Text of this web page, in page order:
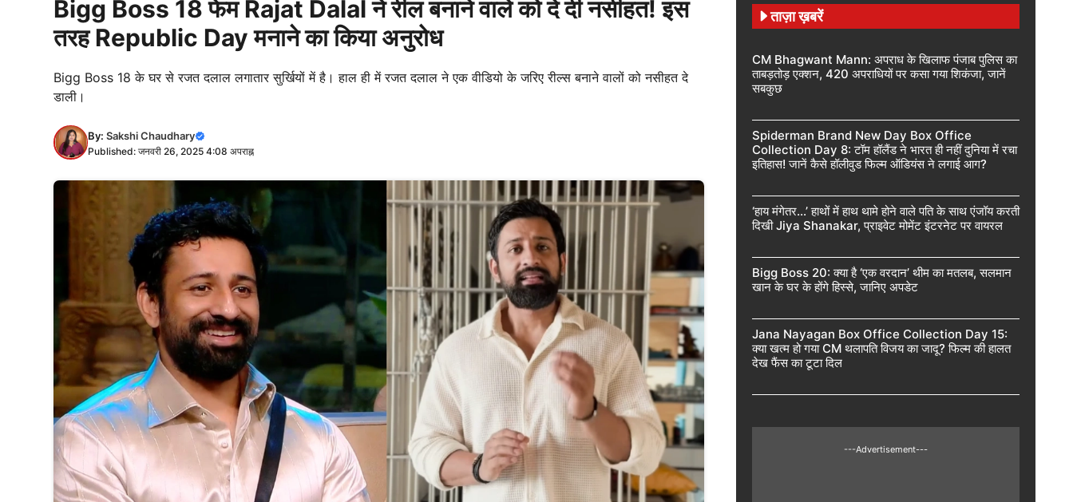
Bigg Boss 18 फेम Rajat Dalal ने रील बनाने वाले को दे दी नसीहत! इस
तरह Republic Day मनाने का किया अनुरोध
Bigg Boss 18 के घर से रजत दलाल लगातार सुर्खियों में है। हाल ही में रजत दलाल ने एक वीडियो के जरिए रील्स बनाने वालों को नसीहत दे
डाली।
By: Sakshi Chaudhary
Published: जनवरी 26, 2025 4:08 अपराह्न
ताज़ा ख़बरें
CM Bhagwant Mann: अपराध के खिलाफ पंजाब पुलिस का
ताबड़तोड़ एक्शन, 420 अपराधियों पर कसा गया शिकंजा, जानें
सबकुछ
Spiderman Brand New Day Box Office
Collection Day 8: टॉम हॉलैंड ने भारत ही नहीं दुनिया में रचा
इतिहास! जानें कैसे हॉलीवुड फिल्म ऑडियंस ने लगाई आग?
‘हाय मंगेतर…’ हाथों में हाथ थामे होने वाले पति के साथ एंजॉय करती
दिखी Jiya Shanakar, प्राइवेट मोमेंट इंटरनेट पर वायरल
Bigg Boss 20: क्या है ‘एक वरदान’ थीम का मतलब, सलमान
खान के घर के होंगे हिस्से, जानिए अपडेट
Jana Nayagan Box Office Collection Day 15:
क्या खत्म हो गया CM थलापति विजय का जादू? फिल्म की हालत
देख फैंस का टूटा दिल
---Advertisement---